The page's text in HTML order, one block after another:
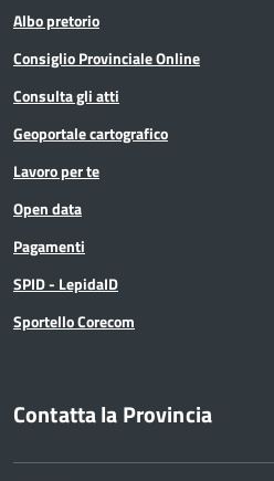
Albo pretorio
Consiglio Provinciale Online
Consulta gli atti
Geoportale cartografico
Lavoro per te
Open data
Pagamenti
SPID - LepidaID
Sportello Corecom
Contatta la Provincia